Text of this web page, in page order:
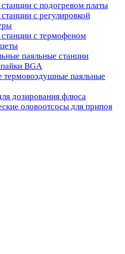
с подогревом платы
с регулировкой
с термофеном
паяльные станции
BGA
паяльные
дозирования флюса
оловоотсосы для припоя